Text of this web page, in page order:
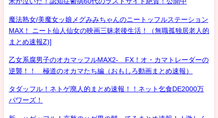
魔法熟女/美魔女ッ娘メグみみちゃんのニートッフルステーション
MAX！ ニート仙人仙女の映画三昧老後生活！（無職孤独居老人的
まとめ速報Z)]
乙女系腐男子のオカマッフルMAX2- FX！オ・カマトレーダーの
逆襲！！ 極道のオカマたち編（おもしろ動画まとめ速報）
タダッフル！ネトゲ廃人的まとめ速報！！ネット乞食DE2000万
パワーズ！